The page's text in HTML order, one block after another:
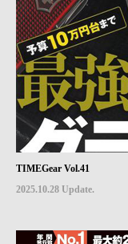
TIMEGear Vol.41
2025.10.28 Update.